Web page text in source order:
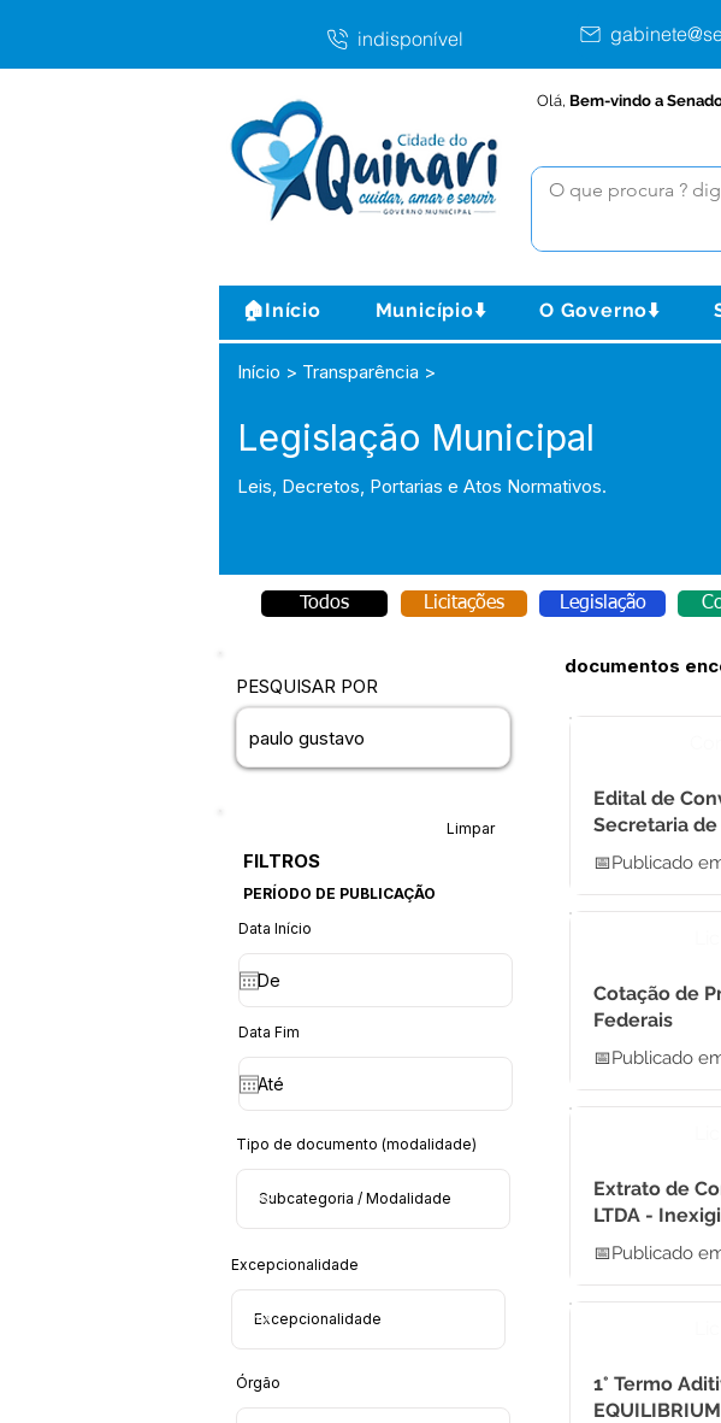
indisponível
Olá, Bem-vindo a
🏠Início Município⬇️ O Governo⬇️
Início > Transparência >
Legislação Municipal
Leis, Decretos, Portarias e Atos Normativos.
Todos Licitações Legislação
PESQUISAR POR
Limpar
FILTROS
PERÍODO DE PUBLICAÇÃO
Data Início
Data Fim
Tipo de documento (modalidade)
Excepcionalidade
Órgão
documentos
Edital de
Secretaria
📅Publicado
Cotação de
Federais
📅Publicado
Extrato de
LTDA -
📅Publicado
1° Termo